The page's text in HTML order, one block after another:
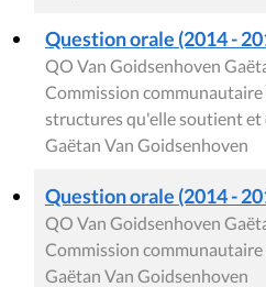
Question orale (2014 -
QO Van Goidsenhoven
Commission communautaire
structures qu'elle soutient et
Gaëtan Van Goidsenhoven
Question orale (2014 -
QO Van Goidsenhoven
Commission communautaire
Gaëtan Van Goidsenhoven